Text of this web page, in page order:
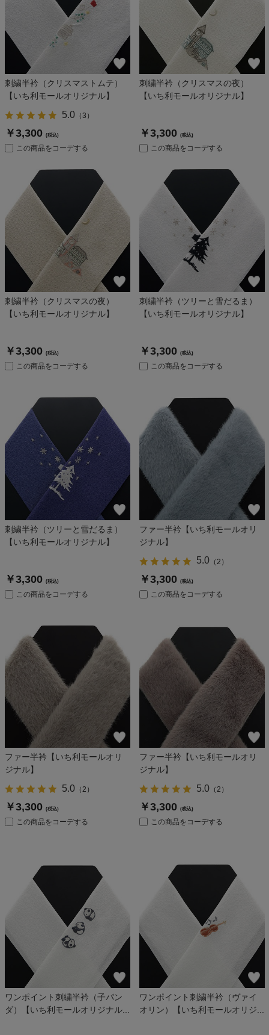
刺繍半衿（クリスマストムテ）
【いち利モールオリジナル】
5.0（3 ）
￥3,300 (税込)
この商品をコーデする
刺繍半衿（クリスマスの夜）
【いち利モールオリジナル】
￥3,300 (税込)
この商品をコーデする
刺繍半衿（クリスマスの夜）
【いち利モールオリジナル】
￥3,300 (税込)
この商品をコーデする
刺繍半衿（ツリーと雪だるま）
【いち利モールオリジナル】
￥3,300 (税込)
この商品をコーデする
刺繍半衿（ツリーと雪だるま）
【いち利モールオリジナル】
￥3,300 (税込)
この商品をコーデする
ファー半衿【いち利モールオリ
ジナル】
5.0（ 2 ）
￥3,300 (税込)
この商品をコーデする
ファー半衿【いち利モールオリ
ジナル】
5.0（2 ）
￥3,300 (税込)
この商品をコーデする
ファー半衿【いち利モールオリ
ジナル】
5.0（2 ）
￥3,300 (税込)
この商品をコーデする
ワンポイント刺繍半衿（子パン
ダ）【いち利モールオリジナル...
ワンポイント刺繍半衿（ヴァイ
オリン）【いち利モールオリジ...